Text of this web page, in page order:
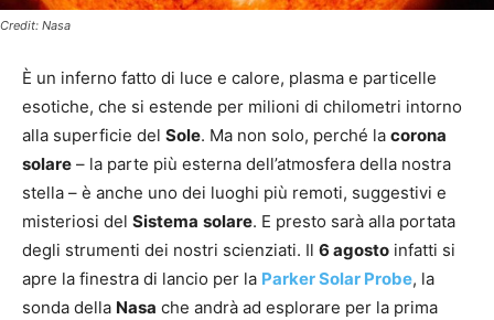
Credit: Nasa
È un inferno fatto di luce e calore, plasma e particelle
esotiche, che si estende per milioni di chilometri intorno
alla superficie del Sole. Ma non solo, perché la corona
solare – la parte più esterna dell’atmosfera della nostra
stella – è anche uno dei luoghi più remoti, suggestivi e
misteriosi del Sistema solare. E presto sarà alla portata
degli strumenti dei nostri scienziati. Il 6 agosto infatti si
apre la finestra di lancio per la Parker Solar Probe, la
sonda della Nasa che andrà ad esplorare per la prima